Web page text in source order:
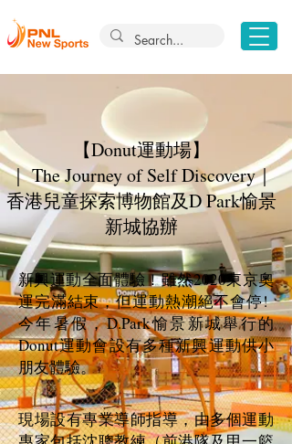
【Donut運動場】
｜ The Journey of Self Discovery｜
香港兒童探索博物館及D Park愉景
新城協辦​
新興運動全面體驗！雖然2020東京奧
運完滿結束，但運動熱潮絕不會停!
今年暑假，D.Park愉景新城舉行的
Donut運動會設有多種新興運動供小
朋友體驗。
現場設有專業導師指導，由多個運動